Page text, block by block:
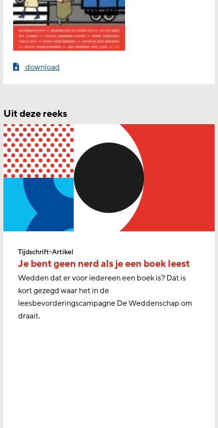
download
Uit deze reeks
Tijdschrift-Artikel
Je bent geen nerd als je een boek leest
Wedden dat er voor iedereen een boek is? Dat is
kort gezegd waar het in de
leesbevorderingscampagne De Weddenschap om
draait.